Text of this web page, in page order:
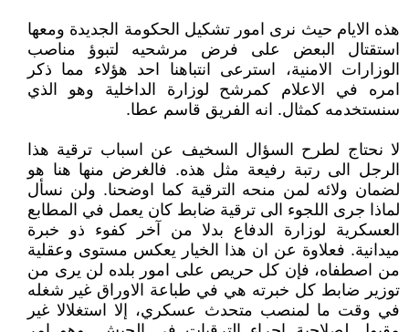
هذه الايام حيث نرى امور تشكيل الحكومة الجديدة ومعها
استقتال البعض على فرض مرشحيه لتبوؤ مناصب
الوزارات الامنية، استرعى انتباهنا احد هؤلاء مما ذكر
امره في الاعلام كمرشح لوزارة الداخلية وهو الذي
سنستخدمه كمثال. انه الفريق قاسم عطا.
لا نحتاج لطرح السؤال السخيف عن اسباب ترقية هذا
الرجل الى رتبة رفيعة مثل هذه. فالغرض منها هنا هو
لضمان ولائه لمن منحه الترقية كما اوضحنا. ولن نسأل
لماذا جرى اللجوء الى ترقية ضابط كان يعمل في المطابع
العسكرية لوزارة الدفاع بدلا من آخر كفوء ذو خبرة
ميدانية. فعلاوة عن ان هذا الخيار يعكس مستوى وعقلية
من اصطفاه، فإن كل حريص على امور بلده لن يرى من
توزير ضابط كل خبرته هي في طباعة الاوراق غير شغله
في وقت ما لمنصب متحدث عسكري، إلا استغلالا غير